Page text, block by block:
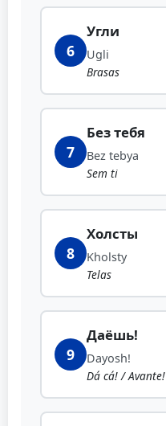
6
Угли
Ugli
Brasas
7
Без тебя
Bez tebya
Sem ti
8
Холсты
Kholsty
Telas
9
Даёшь!
Dayosh!
Dá cá! / Avante!